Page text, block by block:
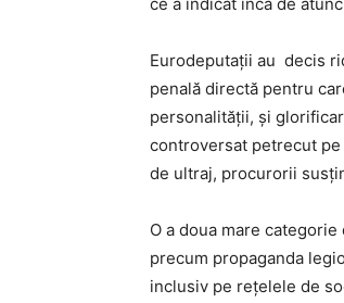
Eurodeputații au decis
penală directă pentru
personalității, și
controversat petrecut
de ultraj, procurorii
O a doua mare
precum propaganda
inclusiv pe rețelele de